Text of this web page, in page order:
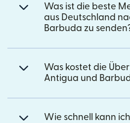
Was ist die beste
aus Deutschland
Barbuda zu
Was kostet die
Antigua und
Wie schnell kann